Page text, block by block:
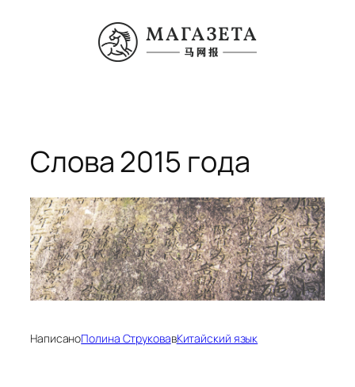
содержимому
Слова 2015 года
НаписаноПолина СтруковавКитайский язык